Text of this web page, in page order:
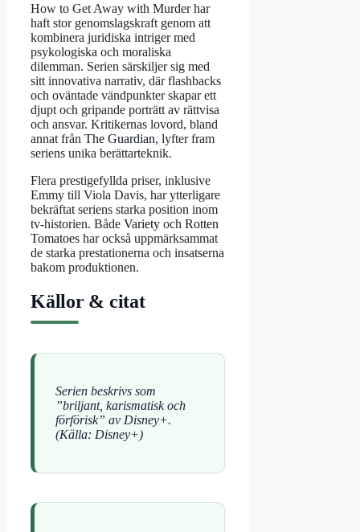
How to Get Away with Murder har
haft stor genomslagskraft genom att
kombinera juridiska intriger med
psykologiska och moraliska
dilemman. Serien särskiljer sig med
sitt innovativa narrativ, där flashbacks
och oväntade vändpunkter skapar ett
djupt och gripande porträtt av rättvisa
och ansvar. Kritikernas lovord, bland
annat från The Guardian, lyfter fram
seriens unika berättarteknik.
Flera prestigefyllda priser, inklusive
Emmy till Viola Davis, har ytterligare
bekräftat seriens starka position inom
tv-historien. Både Variety och Rotten
Tomatoes har också uppmärksammat
de starka prestationerna och insatserna
bakom produktionen.
Källor & citat
Serien beskrivs som
”briljant, karismatisk och
förförisk” av Disney+.
(Källa: Disney+)